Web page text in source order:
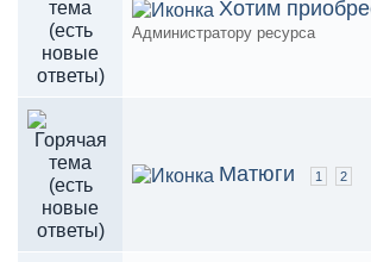
Хотим
Администратору ресурса
Матюги 1 2